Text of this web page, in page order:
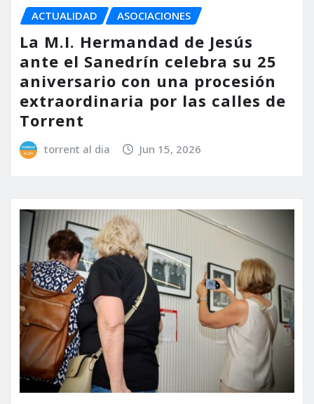
ACTUALIDAD ASOCIACIONES
La M.I. Hermandad de Jesús
ante el Sanedrín celebra su 25
aniversario con una procesión
extraordinaria por las calles de
Torrent
torrent al dia Jun 15, 2026